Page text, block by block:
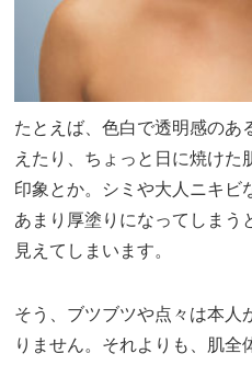
たとえば、色白で透明感のあ
えたり、ちょっと日に焼けた
印象とか。シミや大人ニキビ
あまり厚塗りになってしまう
見えてしまいます。
そう、ブツブツや点々は本人
りません。それよりも、肌全